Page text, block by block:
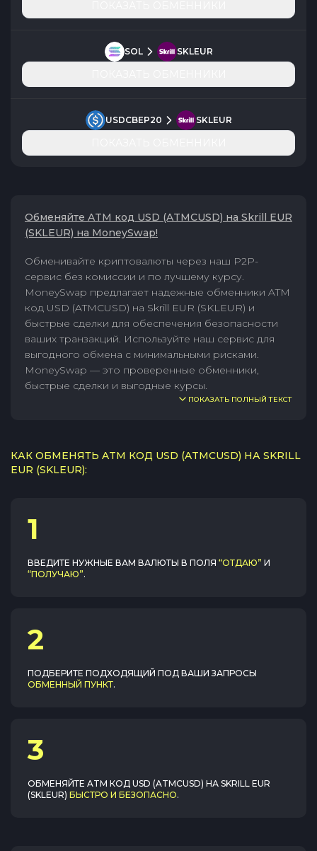
SOL SKLEUR
USDCBEP20 SKLEUR
Обменяйте ATM код USD (ATMCUSD) на Skrill EUR
(SKLEUR) на MoneySwap!
Обменивайте криптовалюты через наш P2P-
сервис без комиссии и по лучшему курсу.
MoneySwap предлагает надежные обменники ATM
код USD (ATMCUSD) на Skrill EUR (SKLEUR) и
быстрые сделки для обеспечения безопасности
ваших транзакций. Используйте наш сервис для
выгодного обмена с минимальными рисками.
MoneySwap — это проверенные обменники,
быстрые сделки и выгодные курсы.
ПОКАЗАТЬ ПОЛНЫЙ ТЕКСТ
КАК ОБМЕНЯТЬ ATM КОД USD (ATMCUSD) НА SKRILL
EUR (SKLEUR):
1
ВВЕДИТЕ НУЖНЫЕ ВАМ ВАЛЮТЫ В ПОЛЯ “ОТДАЮ” И
“ПОЛУЧАЮ”.
2
ПОДБЕРИТЕ ПОДХОДЯЩИЙ ПОД ВАШИ ЗАПРОСЫ
ОБМЕННЫЙ ПУНКТ.
3
ОБМЕНЯЙТЕ ATM КОД USD (ATMCUSD) НА SKRILL EUR
(SKLEUR) БЫСТРО И БЕЗОПАСНО.